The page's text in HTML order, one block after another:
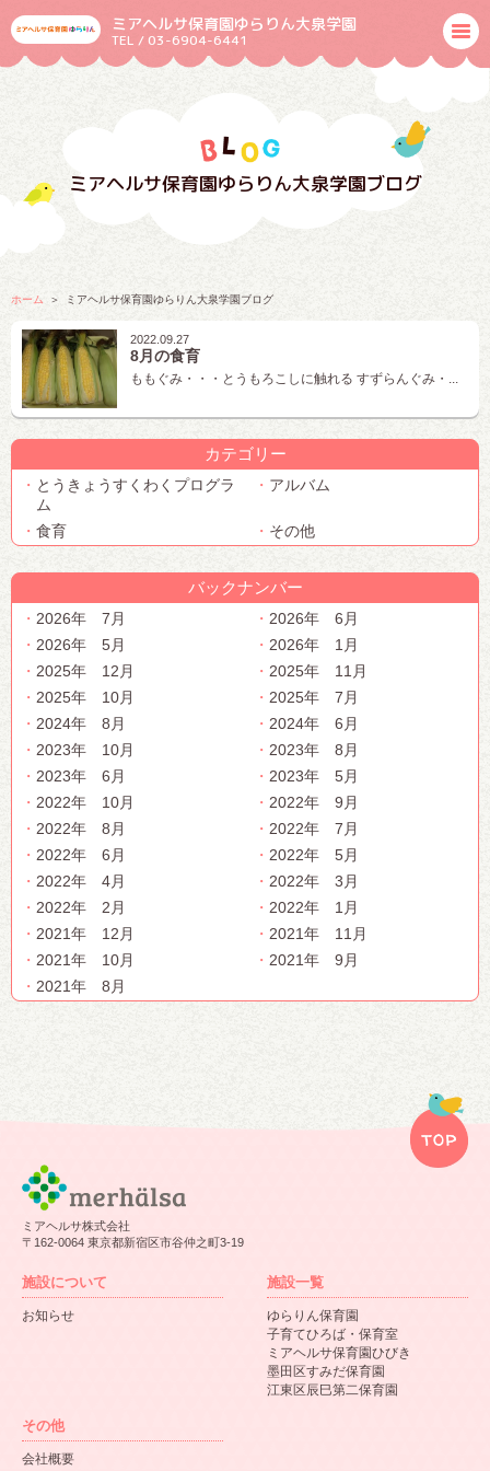
ミアヘルサ保育園ゆらりん大泉学園
TEL / 03-6904-6441
ミアヘルサ保育園ゆらりん大泉学園ブログ
ホーム ミアヘルサ保育園ゆらりん大泉学園ブログ
2022.09.27
8月の食育
ももぐみ・・・とうもろこしに触れる すずらんぐみ・...
カテゴリー
とうきょうすくわくプログラ
ム
アルバム
食育 その他
バックナンバー
2026年 7月
2026年 6月
2026年 5月
2026年 1月
2025年 12月
2025年 11月
2025年 10月
2025年 7月
2024年 8月
2024年 6月
2023年 10月
2023年 8月
2023年 6月
2023年 5月
2022年 10月
2022年 9月
2022年 8月
2022年 7月
2022年 6月
2022年 5月
2022年 4月
2022年 3月
2022年 2月
2022年 1月
2021年 12月
2021年 11月
2021年 10月
2021年 9月
2021年 8月
ミアヘルサ株式会社
〒162-0064 東京都新宿区市谷仲之町3-19
施設について
お知らせ
施設一覧
ゆらりん保育園
子育てひろば・保育室
ミアヘルサ保育園ひびき
墨田区すみだ保育園
江東区辰巳第二保育園
その他
会社概要